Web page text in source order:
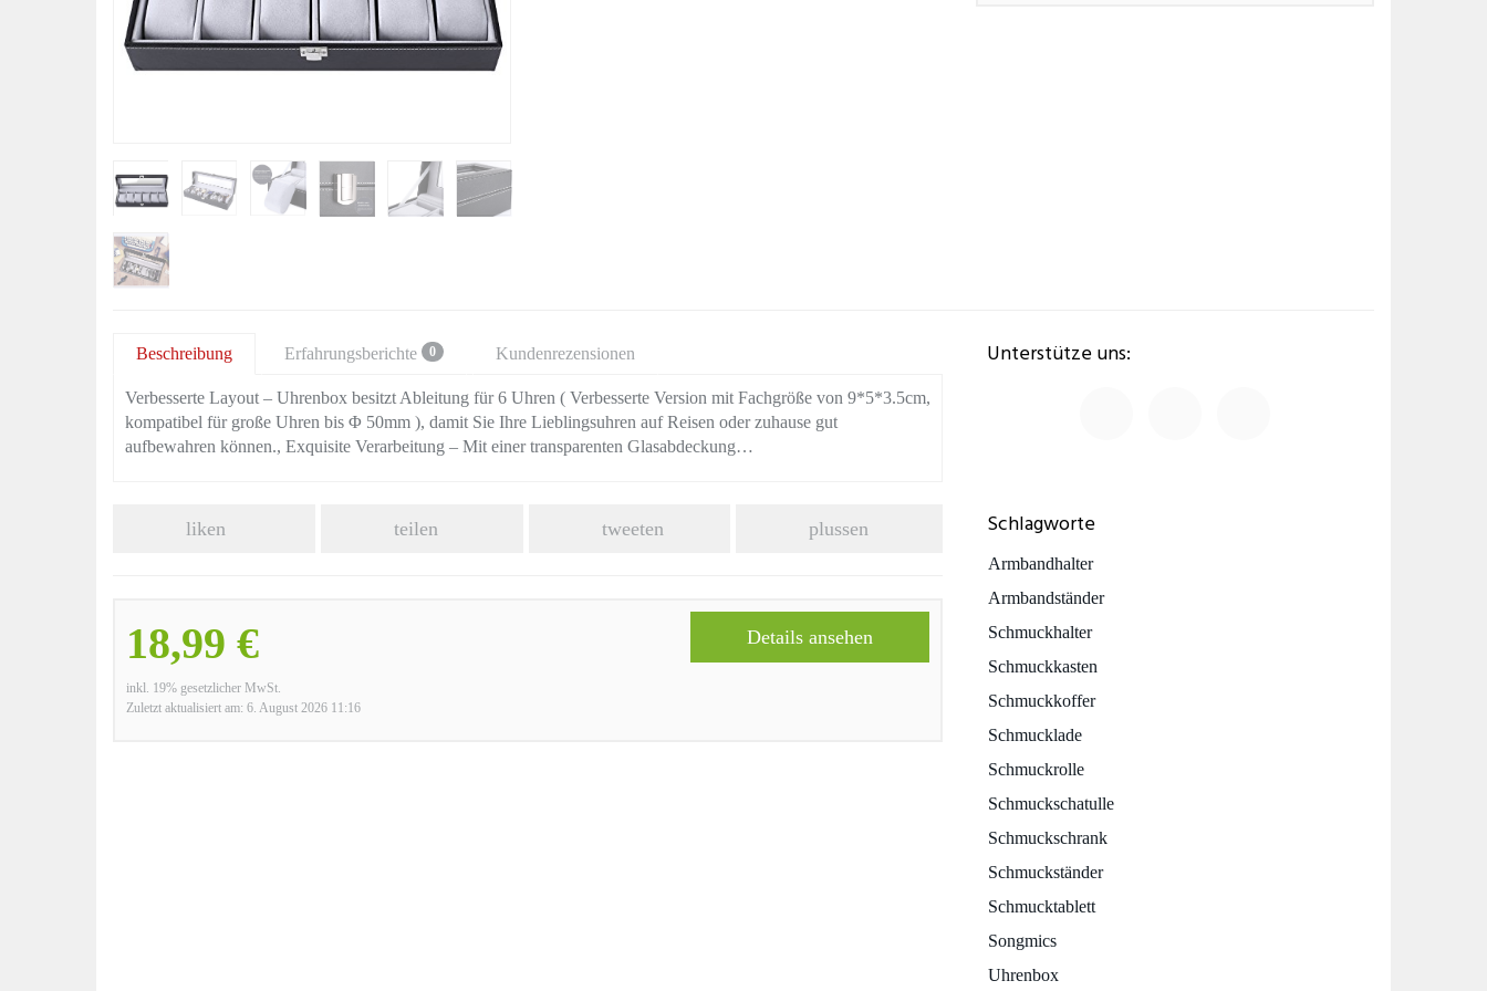
Beschreibung Erfahrungsberichte 0 Kundenrezensionen
Verbesserte Layout – Uhrenbox besitzt Ableitung für 6 Uhren ( Verbesserte Version mit Fachgröße von 9*5*3.5cm,
kompatibel für große Uhren bis Φ 50mm ), damit Sie Ihre Lieblingsuhren auf Reisen oder zuhause gut
aufbewahren können., Exquisite Verarbeitung – Mit einer transparenten Glasabdeckung…
liken teilen tweeten plussen
18,99 €
inkl. 19% gesetzlicher MwSt.
Zuletzt aktualisiert am: 6. August 2026 11:16
Details ansehen
Unterstütze uns:
Schlagworte
Armbandhalter
Armbandständer
Schmuckhalter
Schmuckkasten
Schmuckkoffer
Schmucklade
Schmuckrolle
Schmuckschatulle
Schmuckschrank
Schmuckständer
Schmucktablett
Songmics
Uhrenbox